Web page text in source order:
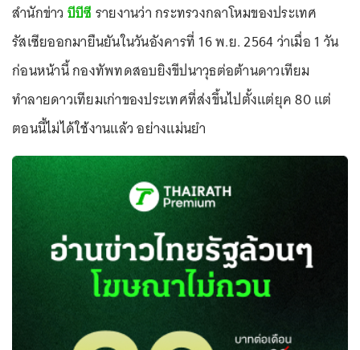
สำนักข่าว บีบีซี รายงานว่า กระทรวงกลาโหมของประเทศ
รัสเซียออกมายืนยันในวันอังคารที่ 16 พ.ย. 2564 ว่าเมื่อ 1 วัน
ก่อนหน้านี้ กองทัพทดสอบยิงขีปนาวุธต่อต้านดาวเทียม
ทำลายดาวเทียมเก่าของประเทศที่ส่งขึ้นไปตั้งแต่ยุค 80 แต่
ตอนนี้ไม่ได้ใช้งานแล้ว อย่างแม่นยำ